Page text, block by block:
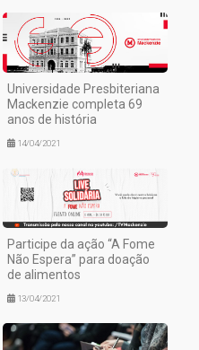
Universidade Presbiteriana
Mackenzie completa 69
anos de história
14/04/2021
Participe da ação “A Fome
Não Espera” para doação
de alimentos
13/04/2021